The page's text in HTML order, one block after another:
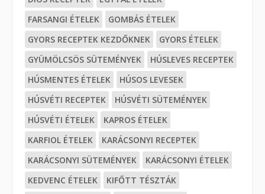
FARSANGI ÉTELEK
GOMBÁS ÉTELEK
GYORS RECEPTEK KEZDŐKNEK
GYORS ÉTELEK
GYÜMÖLCSÖS SÜTEMÉNYEK
HÚSLEVES RECEPTEK
HÚSMENTES ÉTELEK
HÚSOS LEVESEK
HÚSVÉTI RECEPTEK
HÚSVÉTI SÜTEMÉNYEK
HÚSVÉTI ÉTELEK
KAPROS ÉTELEK
KARFIOL ÉTELEK
KARÁCSONYI RECEPTEK
KARÁCSONYI SÜTEMÉNYEK
KARÁCSONYI ÉTELEK
KEDVENC ÉTELEK
KIFŐTT TÉSZTÁK